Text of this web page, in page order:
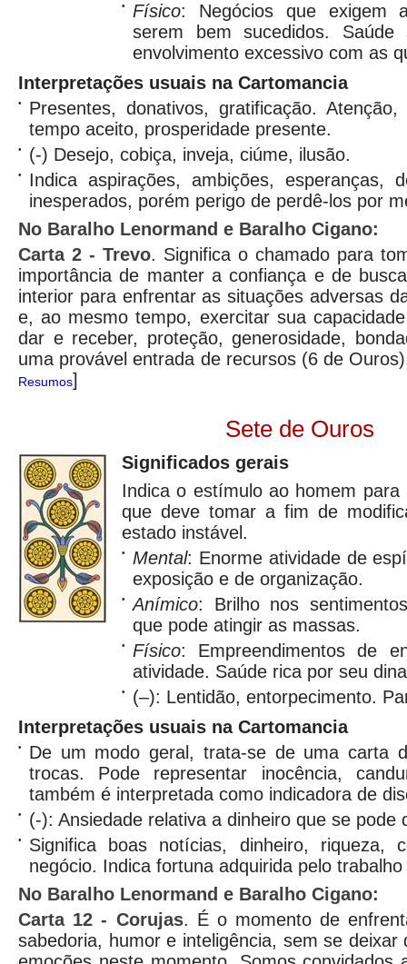
• Físico: Negócios que exigem
serem bem sucedidos.
envolvimento excessivo com as
Interpretações usuais na Cartomancia
•
Presentes, donativos, gratificação.
tempo aceito, prosperidade presente.
• (-) Desejo, cobiça, inveja, ciúme, ilusão.
•
Indica aspirações, ambições, esperanças,
inesperados, porém perigo de perdê-los por
No Baralho Lenormand e Baralho Cigano:
Carta 2 - Trevo. Significa o chamado para
importância de manter a confiança e de
interior para enfrentar as situações adversas
e, ao mesmo tempo, exercitar sua
dar e receber, proteção, generosidade,
uma provável entrada de recursos (6 de
Resumos]
Sete de Ouros
Significados gerais
Indica o estímulo ao homem
que deve tomar a fim de
estado instável.
• Mental: Enorme atividade de
exposição e de organização.
• Anímico: Brilho nos
que pode atingir as massas.
• Físico: Empreendimentos de
atividade. Saúde rica por seu
•
(–): Lentidão, entorpecimento.
Interpretações usuais na Cartomancia
•
De um modo geral, trata-se de uma carta
trocas. Pode representar inocência,
também é interpretada como indicadora de
• (-): Ansiedade relativa a dinheiro que se pode
•
Significa boas notícias, dinheiro, riqueza,
negócio. Indica fortuna adquirida pelo
No Baralho Lenormand e Baralho Cigano:
Carta 12 - Corujas. É o momento de
sabedoria, humor e inteligência, sem se deixar